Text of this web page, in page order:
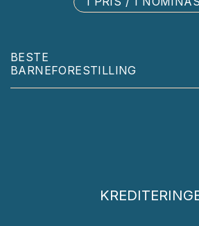
BESTE
BARNEFORESTILLING